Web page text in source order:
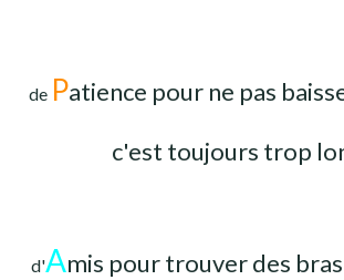
de Patience pour ne pas
c'est toujours trop
d'Amis pour trouver des